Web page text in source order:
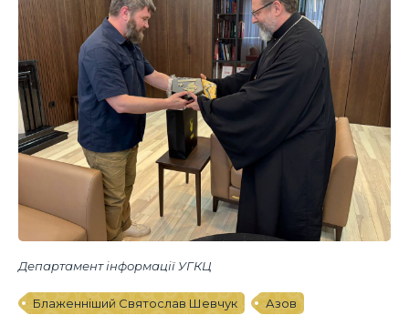
Департамент інформації УГКЦ
Блаженніший Святослав Шевчук
Азов